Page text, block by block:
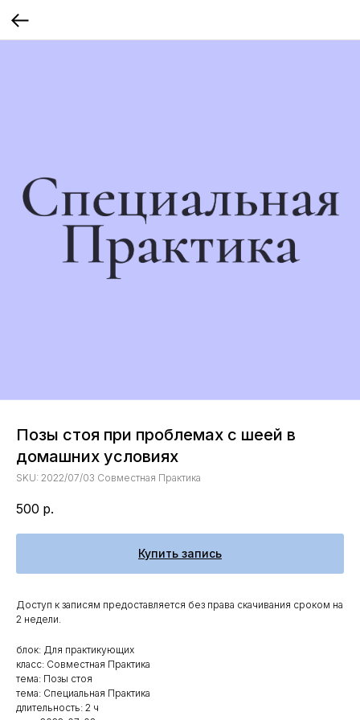
Позы стоя при проблемах с шеей в
домашних условиях
SKU: 2022/07/03 Совместная Практика
500 р.
Купить запись
Доступ к записям предоставляется без права скачивания сроком на
2 недели.
блок: Для практикующих
класс: Совместная Практика
тема: Позы стоя
тема: Специальная Практика
длительность: 2 ч